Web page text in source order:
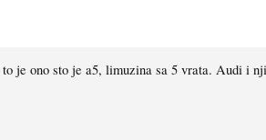
je ono sto je a5, limuzina sa 5 vrata. Audi i